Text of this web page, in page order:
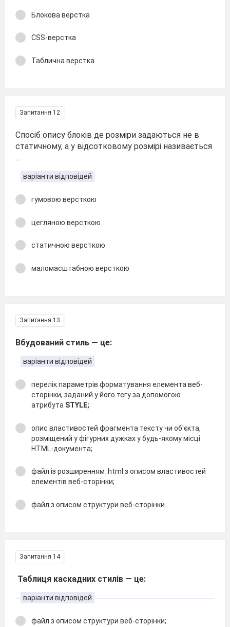
Блокова верстка
CSS-верстка
Таблична верстка
Запитання 12
Cпосіб опису блоків де розміри задаються не в
статичному, а у відсотковому розмірі називається
…
варіанти відповідей
гумовою версткою
цегляною версткою
статичною версткою
маломасштабною версткою
Запитання 13
Вбудований стиль — це:
варіанти відповідей
перелік параметрів форматування елемента веб-
сторінки, заданий у його тегу за допомогою
атрибута STYLE;
опис властивостей фрагмента тексту чи об'єкта,
розміщений у фігурних дужках у будь-якому місці
HTML-документа;
файл із розширенням .html з описом властивостей
елементів веб-сторінки;
файл з описом структури веб-сторінки.
Запитання 14
Таблиця каскадних стилів — це:
варіанти відповідей
файл з описом структури веб-сторінки;